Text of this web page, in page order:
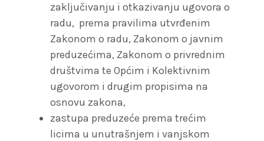
zaključivanju i otkazivanju ugovora o
radu, prema pravilima utvrđenim
Zakonom o radu, Zakonom o javnim
preduzećima, Zakonom o privrednim
društvima te Općim i Kolektivnim
ugovorom i drugim propisima na
osnovu zakona,
zastupa preduzeće prema trećim
licima u unutrašnjem i vanjskom